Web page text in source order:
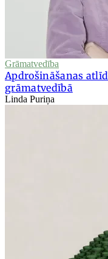
Grāmatvedība
Apdrošināšanas
grāmatvedībā
Linda Puriņa